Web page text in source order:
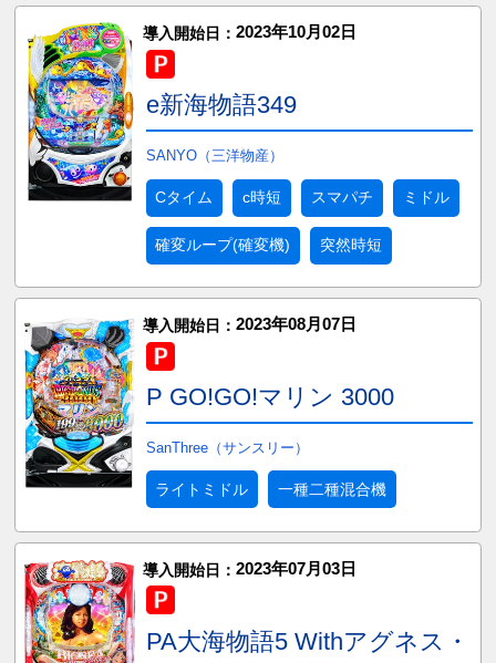
導入開始日： 2023年10月02日
e新海物語349
SANYO（三洋物産）
Cタイム c時短 スマパチ ミドル
確変ループ(確変機) 突然時短
導入開始日： 2023年08月07日
P GO!GO!マリン 3000
SanThree（サンスリー）
ライトミドル 一種二種混合機
導入開始日： 2023年07月03日
PA大海物語5 Withアグネス・